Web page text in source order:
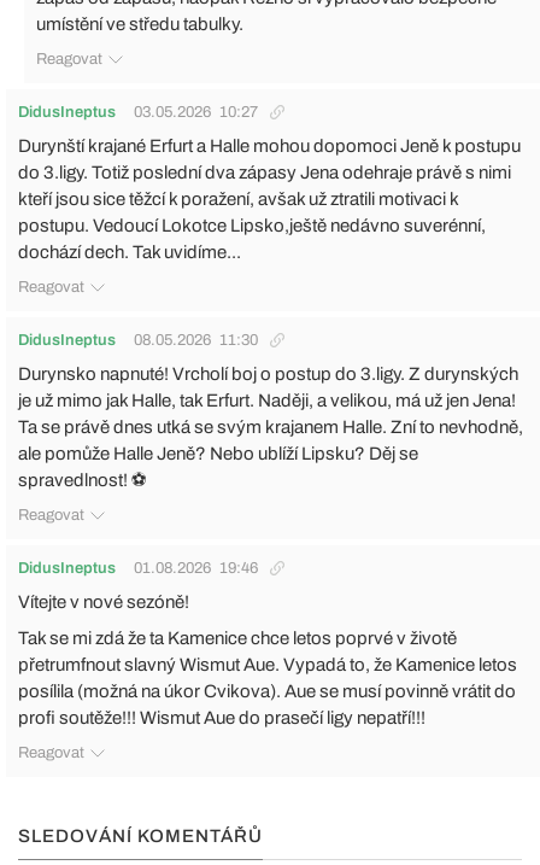
umístění ve středu tabulky.
Reagovat
DidusIneptus 03.05.2026 10:27
Durynští krajané Erfurt a Halle mohou dopomoci Jeně k postupu
do 3.ligy. Totiž poslední dva zápasy Jena odehraje právě s nimi
kteří jsou sice těžcí k poražení, avšak už ztratili motivaci k
postupu. Vedoucí Lokotce Lipsko,ještě nedávno suverénní,
dochází dech. Tak uvidíme...
Reagovat
DidusIneptus 08.05.2026 11:30
Durynsko napnuté! Vrcholí boj o postup do 3.ligy. Z durynských
je už mimo jak Halle, tak Erfurt. Naději, a velikou, má už jen Jena!
Ta se právě dnes utká se svým krajanem Halle. Zní to nevhodně,
ale pomůže Halle Jeně? Nebo ublíží Lipsku? Děj se
spravedlnost! ⚽
Reagovat
DidusIneptus 01.08.2026 19:46
Vítejte v nové sezóně!
Tak se mi zdá že ta Kamenice chce letos poprvé v životě
přetrumfnout slavný Wismut Aue. Vypadá to, že Kamenice letos
posílila (možná na úkor Cvikova). Aue se musí povinně vrátit do
profi soutěže!!! Wismut Aue do prasečí ligy nepatří!!!
Reagovat
SLEDOVÁNÍ KOMENTÁŘŮ